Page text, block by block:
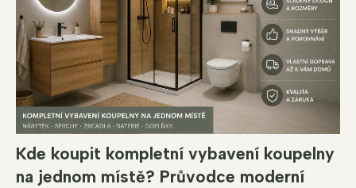
Kde koupit kompletní vybavení koupelny
na jednom místě? Průvodce moderní